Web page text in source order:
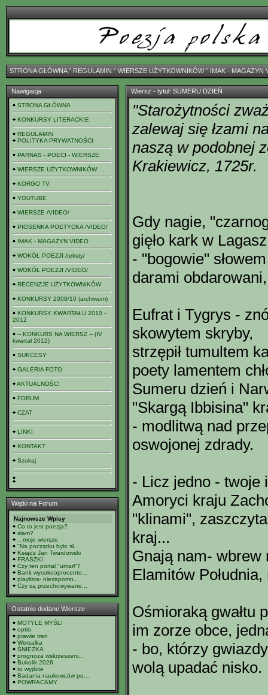
STRONA GŁÓWNAˇ REGULAMIN ˇ WIERSZE UŻYTKOWNIKÓWˇ IMAK - MAGAZYN
Nawigacja
STRONA GŁÓWNA
KONKURSY LITERACKIE
REGULAMIN
POLITYKA PRYWATNOŚCI
PARNAS - POECI - WIERSZE
WIERSZE UŻYTKOWNIKÓW
KORGO TV
YOUTUBE
WIERSZE /VIDEO/
PIOSENKA POETYCKA /VIDEO/
IMAK - MAGAZYN VIDEO
WOKÓŁ POEZJI /teksty/
WOKÓŁ POEZJI /VIDEO/
RECENZJE UŻYTKOWNIKÓW
KONKURSY 2008/10 (archiwum)
KONKURSY KWARTAŁU 2010 -
2012
-- KONKURS NA WIERSZ -- (IV
kwartał 2012)
SUKCESY
GALERIA FOTO
AKTUALNOŚCI
FORUM
CZAT
LINKI
KONTAKT
Szukaj
Wątki na Forum
Najnowsze Wpisy
Co to jest poezja?
slam?
...moje wiersze
"Na początku było sł...
Ksiądz Jan Twardowski
FRASZKI
Czy ten portal "umarł"?
Bank wysokooprocento...
playlista- niezapomn...
Czy są przechowywane...
Ostatnio dodane Wiersze
MOTYLE MYŚLI
optio
prawie tren
Wersalka
ŚNIEŻKA
prognoza wskrzeszeni...
Bukolik 2026
to wyjście
Badania naukowców po...
POWRACAMY
Wiersz - tytuł: SUMERU DZIEŃ
"Starożytności
zalewaj się łzami
naszą w podobnej
Krakiewicz, 1725r.
Gdy nagie,
gięło kark w
- "bogowie"
darami
Eufrat i Tygrys -
skowytem skryby,
strzępił tumultem
poety lamentem
Sumeru dzień i
"Skargą Ibbisina"
- modlitwą nad
oswojonej zdrady.
- Licz jedno - twoje
Amoryci kraju
"klinami",
kraj...
Gnają nam- wbrew
Elamitów
Ośmioraką gwałtu
im zorze obce,
- bo, którzy
wolą upadać nisko.